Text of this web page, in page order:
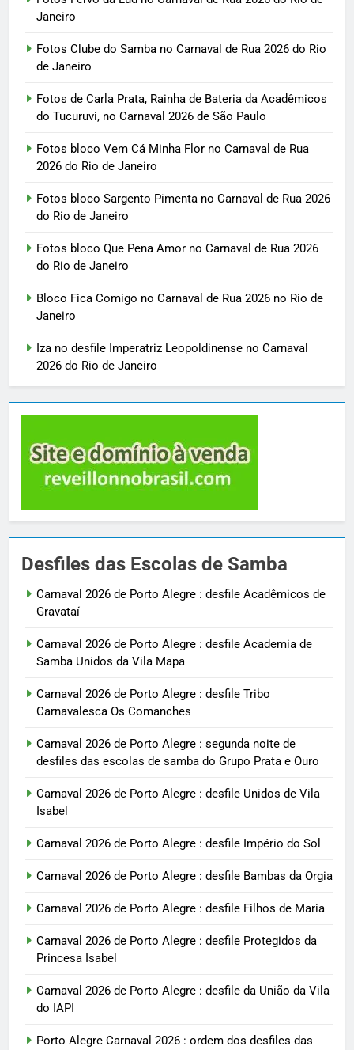
Janeiro
Fotos Clube do Samba no Carnaval de Rua 2026 do Rio
de Janeiro
Fotos de Carla Prata, Rainha de Bateria da Acadêmicos
do Tucuruvi, no Carnaval 2026 de São Paulo
Fotos bloco Vem Cá Minha Flor no Carnaval de Rua
2026 do Rio de Janeiro
Fotos bloco Sargento Pimenta no Carnaval de Rua 2026
do Rio de Janeiro
Fotos bloco Que Pena Amor no Carnaval de Rua 2026
do Rio de Janeiro
Bloco Fica Comigo no Carnaval de Rua 2026 no Rio de
Janeiro
Iza no desfile Imperatriz Leopoldinense no Carnaval
2026 do Rio de Janeiro
Desfiles das Escolas de Samba
Carnaval 2026 de Porto Alegre : desfile Acadêmicos de
Gravataí
Carnaval 2026 de Porto Alegre : desfile Academia de
Samba Unidos da Vila Mapa
Carnaval 2026 de Porto Alegre : desfile Tribo
Carnavalesca Os Comanches
Carnaval 2026 de Porto Alegre : segunda noite de
desfiles das escolas de samba do Grupo Prata e Ouro
Carnaval 2026 de Porto Alegre : desfile Unidos de Vila
Isabel
Carnaval 2026 de Porto Alegre : desfile Império do Sol
Carnaval 2026 de Porto Alegre : desfile Bambas da Orgia
Carnaval 2026 de Porto Alegre : desfile Filhos de Maria
Carnaval 2026 de Porto Alegre : desfile Protegidos da
Princesa Isabel
Carnaval 2026 de Porto Alegre : desfile da União da Vila
do IAPI
Porto Alegre Carnaval 2026 : ordem dos desfiles das